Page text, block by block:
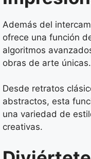
Además del
ofrece una función
algoritmos
obras de arte únicas.
Desde retratos
abstractos, esta
una variedad de
creativas.